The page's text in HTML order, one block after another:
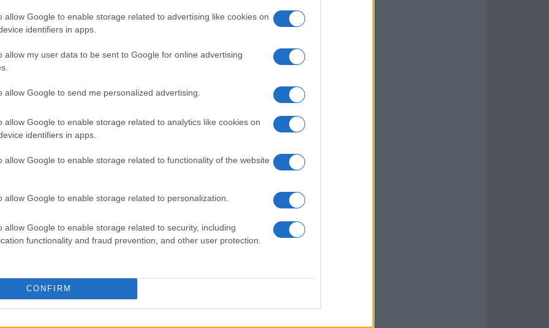
allow Google to enable storage related to advertising like cookies on
identifiers in apps.
allow my user data to be sent to Google for online advertising
allow Google to send me personalized advertising.
allow Google to enable storage related to analytics like cookies on
identifiers in apps.
allow Google to enable storage related to functionality of the website
allow Google to enable storage related to personalization.
allow Google to enable storage related to security, including
functionality and fraud prevention, and other user protection.
CONFIRM
pubblicati
spiccano il
2026/2026, condata di affissione25
n. 28
Femminile,Serie B1 Femminilee
Serie A3 Maschile conaffissione
i file ufficiali e servono per
GSN.
la pubblicazione
24 maggio 2026. Si tratta di un elemento
e modifiche regolamentari
pubblicazione del 24 maggio 2026